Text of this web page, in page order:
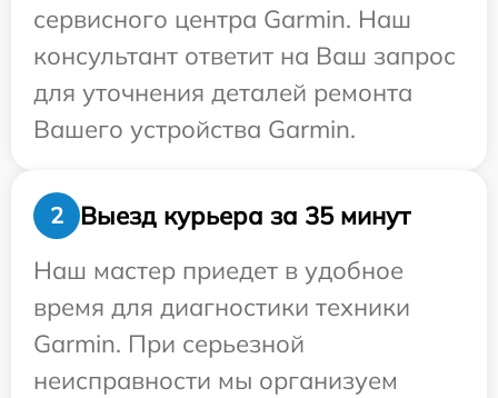
сервисного центра Garmin. Наш
консультант ответит на Ваш запрос
для уточнения деталей ремонта
Вашего устройства Garmin.
2
Выезд курьера за 35 минут
Наш мастер приедет в удобное
время для диагностики техники
Garmin. При серьезной
неисправности мы организуем